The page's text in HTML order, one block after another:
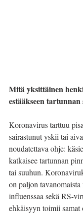
Mitä yksittäinen
estääkseen tartunnan
Koronavirus tarttuu
sairastunut yskii tai
noudatettava ohje:
katkaisee tartunnan
tai suuhun.
on paljon
influenssaa sekä RS-
ehkäisyyn toimii samat